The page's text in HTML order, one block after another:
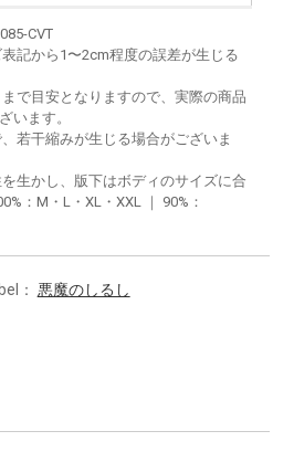
CVT
記から1〜2cm程度の誤差が生じる
で目安となりますので、実際の商品
います。
若干縮みが生じる場合がございま
生かし、版下はボディのサイズに合
：M・L・XL・XXL ｜ 90%：
： 悪魔のしるし